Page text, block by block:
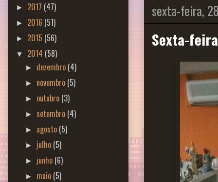
sexta-feira,
Sexta-
► 2017 (47)
► 2016 (51)
► 2015 (56)
▼ 2014 (58)
► dezembro (4)
► novembro (5)
► outubro (3)
► setembro (4)
► agosto (5)
► julho (5)
► junho (6)
► maio (5)